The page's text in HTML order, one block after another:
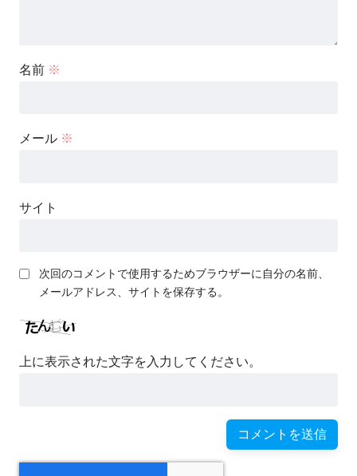
名前 ※
メール ※
サイト
次回のコメントで使用するためブラウザーに自分の名前、
メールアドレス、サイトを保存する。
上に表示された文字を入力してください。